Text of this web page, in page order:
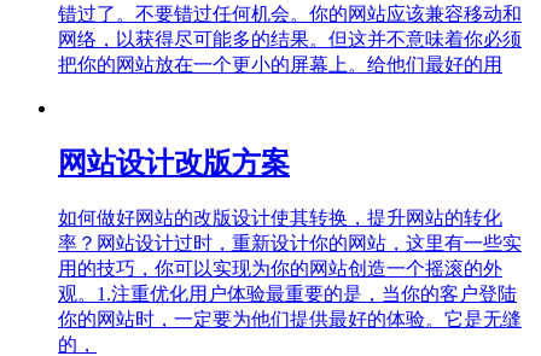
错过了。不要错过任何机会。你的网站应该兼容移动和
网络，以获得尽可能多的结果。但这并不意味着你必须
把你的网站放在一个更小的屏幕上。给他们最好的用
网站设计改版方案
如何做好网站的改版设计使其转换，提升网站的转化
率？网站设计过时，重新设计你的网站，这里有一些实
用的技巧，你可以实现为你的网站创造一个摇滚的外
观。1.注重优化用户体验最重要的是，当你的客户登陆
你的网站时，一定要为他们提供最好的体验。它是无缝
的，